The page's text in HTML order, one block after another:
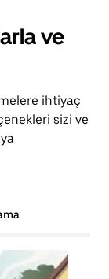
ve
ihtiyaç
sizi ve